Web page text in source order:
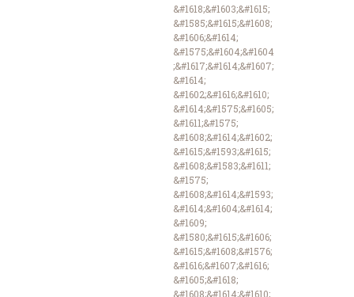
&#1618;&#1603;&#1615;
&#1585;&#1615;&#1608;
&#1606;&#1614;
&#1575;&#1604;&#1604
;&#1617;&#1614;&#1607;
&#1614;
&#1602;&#1616;&#1610;
&#1614;&#1575;&#1605;
&#1611;&#1575;
&#1608;&#1614;&#1602;
&#1615;&#1593;&#1615;
&#1608;&#1583;&#1611;
&#1575;
&#1608;&#1614;&#1593;
&#1614;&#1604;&#1614;
&#1609;
&#1580;&#1615;&#1606;
&#1615;&#1608;&#1576;
&#1616;&#1607;&#1616;
&#1605;&#1618;
&#1608;&#1614;&#1610;